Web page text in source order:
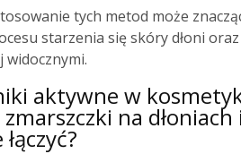
tych metod może
starzenia się skóry dłoni
widocznymi.
aktywne w
na dłoniach